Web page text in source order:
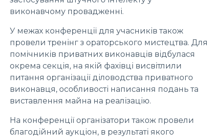
виконавчому провадженні.
У межах конференції для учасників також
провели тренінг з ораторського мистецтва. Для
помічників приватних виконавців відбулася
окрема секція, на якій фахівці висвітлили
питання організації діловодства приватного
виконавця, особливості написання подань та
виставлення майна на реалізацію.
На конференції організатори також провели
благодійний аукціон, в результаті якого